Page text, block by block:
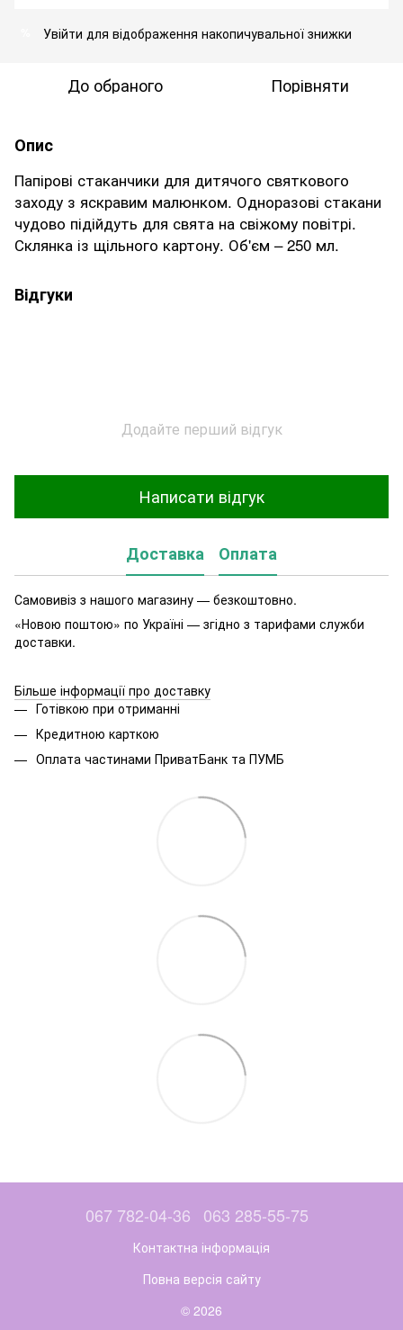
Увійти для відображення накопичувальної знижки
До обраного Порівняти
Опис
Папірові стаканчики для дитячого святкового
заходу з яскравим малюнком. Одноразові стакани
чудово підійдуть для свята на свіжому повітрі.
Склянка із щільного картону. Об'єм – 250 мл.
Відгуки
Додайте перший відгук
Написати відгук
Доставка Оплата
Самовивіз з нашого магазину — безкоштовно.
«Новою поштою» по Україні — згідно з тарифами служби
доставки.
Більше інформації про доставку
Готівкою при отриманні
Кредитною карткою
Оплата частинами ПриватБанк та ПУМБ
067 782-04-36 063 285-55-75
Контактна інформація
Повна версія сайту
© 2026